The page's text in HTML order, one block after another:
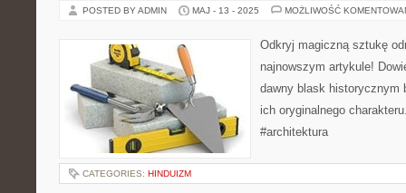
POSTED BY ADMIN MAJ - 13 - 2025 MOŻLIWOŚĆ
Odkryj magiczną sztukę
najnowszym artykule!
dawny blask historycznym
ich oryginalnego
#architektura
CATEGORIES: HINDUIZM